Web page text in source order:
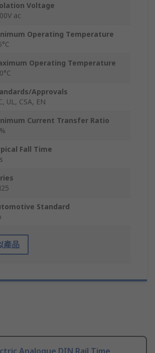
Voltage
ac
Operating Temperature
Operating Temperature
Approvals
UL, CSA, EN
Current Transfer Ratio
Fall Time
Standard
產品